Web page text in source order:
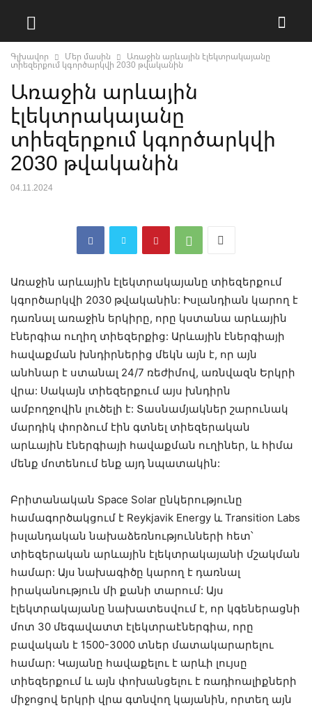
Գլխավոր Մեր մասին Առաջին արևային էլեկտրակայանը
տիեզերքում կգործարկվի 2030 թվականին
Առաջին արևային
էլեկտրակայանը
տիեզերքում կգործարկվի
2030 թվականին
04.11.2024
Առաջին արևային էլեկտրակայանը տիեզերքում
կգործարկվի 2030 թվականին: Իսլանդիան կարող է
դառնալ առաջին երկիրը, որը կստանա արևային
էներգիա ուղիղ տիեզերքից: Արևային էներգիայի
հավաքման խնդիրներից մեկն այն է, որ այն
անհնար է ստանալ 24/7 ռեժիմով, առնվազն Երկրի
վրա: Սակայն տիեզերքում այս խնդիրն
ամբողջովին լուծելի է: Տասնամյակներ շարունակ
մարդիկ փորձում էին գտնել տիեզերական
արևային էներգիայի հավաքման ուղիներ, և հիմա
մենք մոտենում ենք այդ նպատակին:
Բրիտանական Space Solar ընկերությունը
համագործակցում է Reykjavik Energy և Transition Labs
իսլանդական նախաձեռնությունների հետ՝
տիեզերական արևային էլեկտրակայանի մշակման
համար: Այս նախագիծը կարող է դառնալ
իրականություն մի քանի տարում: Այս
էլեկտրակայանը նախատեսվում է, որ կգեներացնի
մոտ 30 մեգավատտ էլեկտրաէներգիա, որը
բավական է 1500-3000 տներ մատակարարելու
համար: Կայանը հավաքելու է արևի լույսը
տիեզերքում և այն փոխանցելու է ռադիոալիքների
միջոցով երկրի վրա գտնվող կայանին, որտեղ այն